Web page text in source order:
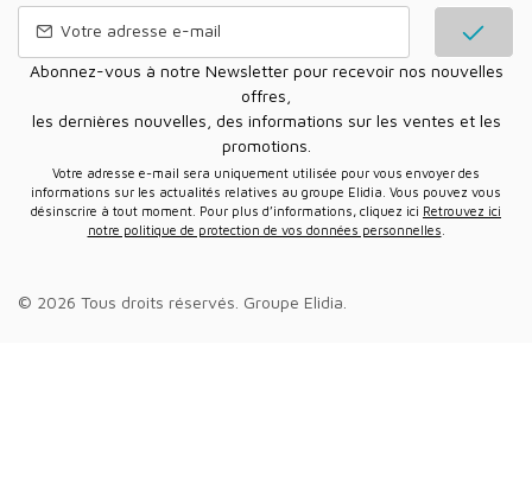
Abonnez-vous à notre Newsletter pour recevoir nos nouvelles
offres,
les dernières nouvelles, des informations sur les ventes et les
promotions.
Votre adresse e-mail sera uniquement utilisée pour vous envoyer des
informations sur les actualités relatives au groupe Elidia. Vous pouvez vous
désinscrire à tout moment. Pour plus d’informations, cliquez ici Retrouvez ici
notre politique de protection de vos données personnelles
© 2026 Tous droits réservés. Groupe Elidia